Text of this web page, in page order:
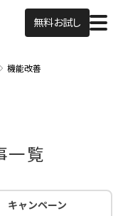
無料お試し
機能改善
一覧
キャンペーン